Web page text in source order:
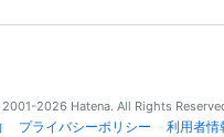
2026 Hatena. All Rights
プライバシーポリシー 利用者情